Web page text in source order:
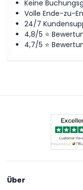
Keine
Volle Ende-zu-
24/7
4,8/5 ⭐
4,7/5 ⭐
Über